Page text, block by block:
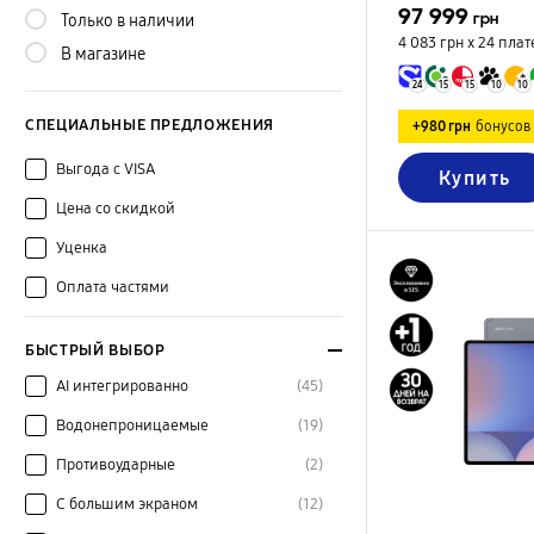
Только в наличии
В магазине
СПЕЦИАЛЬНЫЕ ПРЕДЛОЖЕНИЯ
Выгода с VISA
Цена со скидкой
Уценка
Оплата частями
БЫСТРЫЙ ВЫБОР
AI интегрированно
(45)
Водонепроницаемые (19)
Противоударные (2)
С большим экраном (12)
97 999 грн
4 083 грн х 24
24 15 15 10 10
+980 грн бонусов
Купить